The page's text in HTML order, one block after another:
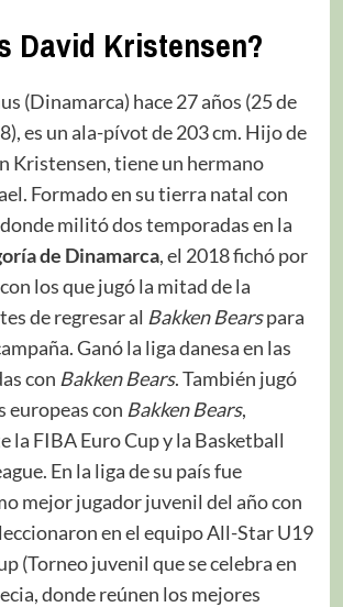
David Kristensen?
(Dinamarca) hace 27 años (25 de
es un ala-pívot de 203 cm. Hijo de
Kristensen, tiene un hermano
Formado en su tierra natal con
militó dos temporadas en la
de Dinamarca, el 2018 fichó por
los que jugó la mitad de la
de regresar al Bakken Bearspara
Ganó la liga danesa en las
con Bakken Bears. También jugó
europeas con Bakken Bears,
la FIBA Euro Cup y la Basketball
En la liga de su país fue
mejor jugador juvenil del año con
en el equipo All-Star U19
(Torneo juvenil que se celebra en
donde reúnen los mejores